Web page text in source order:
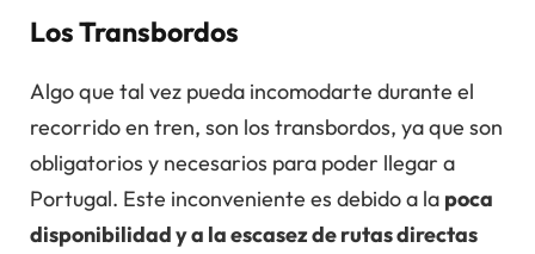
Los Transbordos
Algo que tal vez pueda incomodarte durante el
recorrido en tren, son los transbordos, ya que son
obligatorios y necesarios para poder llegar a
Portugal. Este inconveniente es debido a la poca
disponibilidad y a la escasez de rutas directas